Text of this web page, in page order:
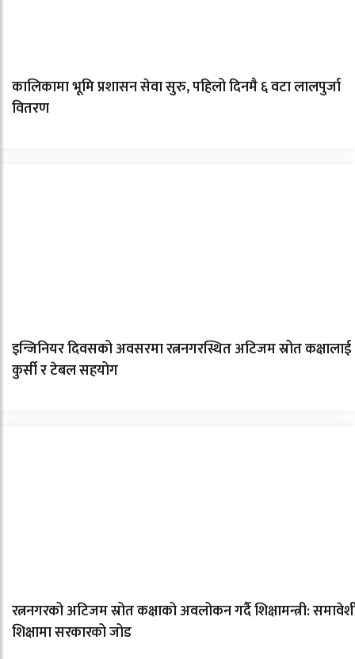
कालिकामा भूमि प्रशासन सेवा सुरु, पहिलो दिनमै ६ वटा लालपुर्जा
वितरण
इन्जिनियर दिवसको अवसरमा रत्ननगरस्थित अटिजम स्रोत कक्षालाई
कुर्सी र टेबल सहयोग
रत्ननगरको अटिजम स्रोत कक्षाको अवलोकन गर्दै शिक्षामन्त्री:
शिक्षामा सरकारको जोड